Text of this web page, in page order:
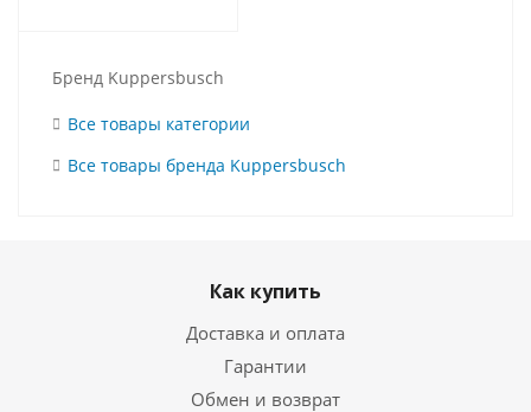
Бренд Kuppersbusch
Все товары категории
Все товары бренда Kuppersbusch
Как купить
Доставка и оплата
Гарантии
Обмен и возврат